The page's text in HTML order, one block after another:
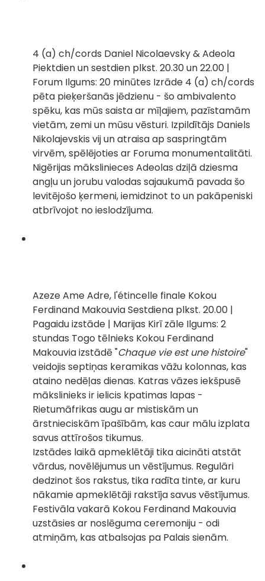
4 (a) ch/cords Daniel Nicolaevsky & Adeola
Piektdien un sestdien plkst. 20.30 un 22.00 |
Forum Ilgums: 20 minūtes Izrāde 4 (a) ch/cords
pēta pieķeršanās jēdzienu - šo ambivalento
spēku, kas mūs saista ar mīļajiem, pazīstamām
vietām, zemi un mūsu vēsturi. Izpildītājs Daniels
Nikolajevskis vij un atraisa ap saspringtām
virvēm, spēlējoties ar Foruma monumentalitāti.
Nigērijas mākslinieces Adeolas dziļā dziesma
angļu un jorubu valodas sajaukumā pavada šo
levitējošo ķermeni, iemidzinot to un pakāpeniski
atbrīvojot no ieslodzījuma.
Azeze Ame Adre, l'étincelle finale Kokou
Ferdinand Makouvia Sestdiena plkst. 20.00 |
Pagaidu izstāde | Marijas Kirī zāle Ilgums: 2
stundas Togo tēlnieks Kokou Ferdinand
Makouvia izstādē "Chaque vie est une histoire"
veidojis septiņas keramikas vāžu kolonnas, kas
ataino nedēļas dienas. Katras vāzes iekšpusē
mākslinieks ir ielicis kpatimas lapas -
Rietumāfrikas augu ar mistiskām un
ārstnieciskām īpašībām, kas caur mālu izplata
savus attīrošos tikumus.
Izstādes laikā apmeklētāji tika aicināti atstāt
vārdus, novēlējumus un vēstījumus. Regulāri
dedzinot šos rakstus, tika radīta tinte, ar kuru
nākamie apmeklētāji rakstīja savus vēstījumus.
Festivāla vakarā Kokou Ferdinand Makouvia
uzstāsies ar noslēguma ceremoniju - odi
atmiņām, kas atbalsojas pa Palais sienām.